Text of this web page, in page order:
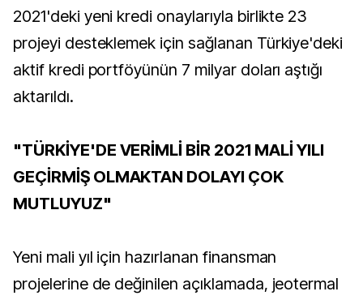
2021'deki yeni kredi onaylarıyla birlikte 23
projeyi desteklemek için sağlanan Türkiye'deki
aktif kredi portföyünün 7 milyar doları aştığı
aktarıldı.
"TÜRKİYE'DE VERİMLİ BİR 2021 MALİ YILI
GEÇİRMİŞ OLMAKTAN DOLAYI ÇOK
MUTLUYUZ"
Y​​​​​​eni mali yıl için hazırlanan finansman
projelerine de değinilen açıklamada, jeotermal